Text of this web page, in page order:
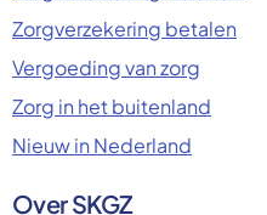
Zorgverzekering betalen
Vergoeding van zorg
Zorg in het buitenland
Nieuw in Nederland
Over SKGZ